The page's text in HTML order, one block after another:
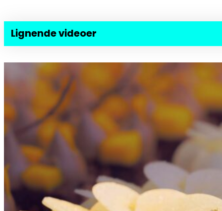
Lignende videoer